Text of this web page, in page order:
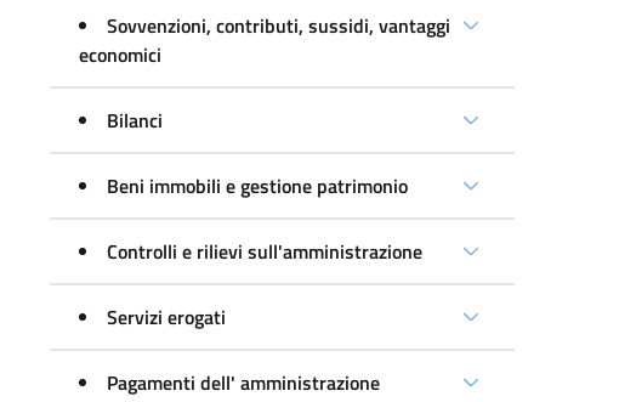
Sovvenzioni, contributi, sussidi, vantaggi
economici
Bilanci
Beni immobili e gestione patrimonio
Controlli e rilievi sull'amministrazione
Servizi erogati
Pagamenti dell' amministrazione